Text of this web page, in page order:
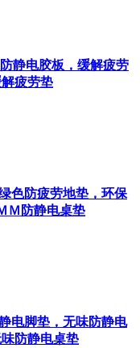
静电胶板，缓解疲劳
疲劳垫
色防疲劳地垫，环保
Ｍ防静电桌垫
电脚垫，无味防静电
防静电桌垫